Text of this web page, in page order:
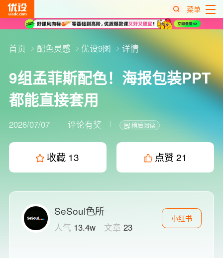
菜单
首页 配色灵感 优设9图 详情
9组孟菲斯配色！海报包装PPT
都能直接套用
2026/07/07 评论有奖 稍后阅读
收藏 13 点赞 21
SeSoul色所
人气 13.4w 文章 23
小红书